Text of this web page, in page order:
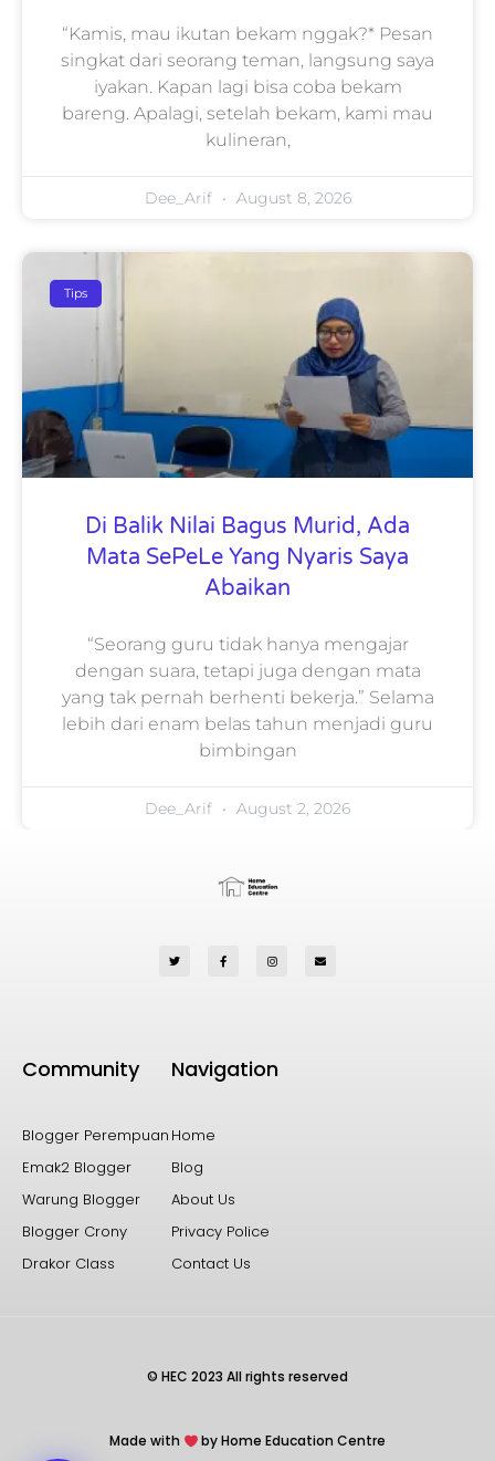
“Kamis, mau ikutan bekam nggak?* Pesan
singkat dari seorang teman, langsung saya
iyakan. Kapan lagi bisa coba bekam
bareng. Apalagi, setelah bekam, kami mau
kulineran,
Dee_Arif August 8, 2026
Tips
Di Balik Nilai Bagus Murid, Ada
Mata SePeLe Yang Nyaris Saya
Abaikan
“Seorang guru tidak hanya mengajar
dengan suara, tetapi juga dengan mata
yang tak pernah berhenti bekerja.” Selama
lebih dari enam belas tahun menjadi guru
bimbingan
Dee_Arif August 2, 2026
Community
Blogger Perempuan
Emak2 Blogger
Warung Blogger
Blogger Crony
Drakor Class
Navigation
Home
Blog
About Us
Privacy Police
Contact Us
© HEC 2023 All rights reserved
Made with by Home Education Centre